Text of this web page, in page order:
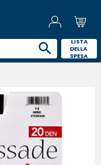
LISTA
DELLA
SPESA